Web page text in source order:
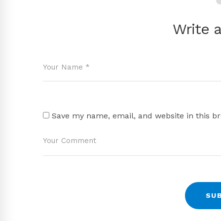
Write
Save my name, email, and website in this